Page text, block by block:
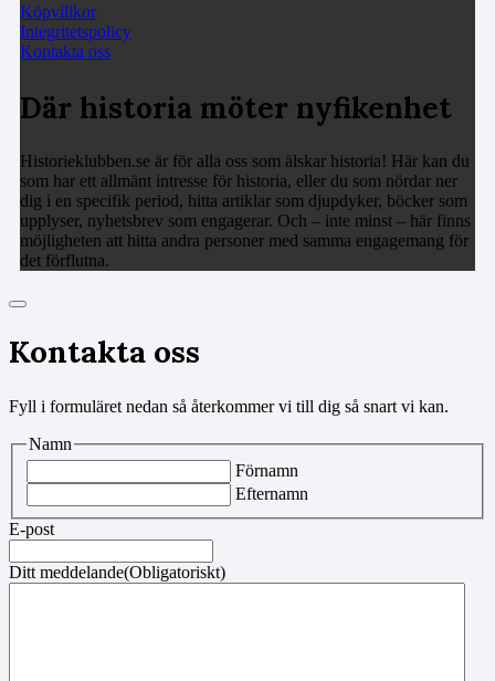
Köpvillkor
Integritetspolicy
Kontakta oss
Där historia möter nyfikenhet
Historieklubben.se är för alla oss som älskar historia! Här kan du
som har ett allmänt intresse för historia, eller du som nördar ner
dig i en specifik period, hitta artiklar som djupdyker, böcker som
upplyser, nyhetsbrev som engagerar. Och – inte minst – här finns
möjligheten att hitta andra personer med samma engagemang för
det förflutna.
Kontakta oss
Fyll i formuläret nedan så återkommer vi till dig så snart vi kan.
Namn
Förnamn
Efternamn
E-post
Ditt meddelande(Obligatoriskt)